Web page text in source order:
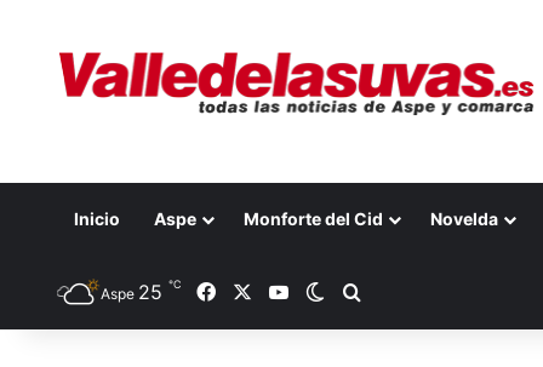
Inicio Aspe Monforte del Cid Novelda
Aspe 25 ℃ FacebookYouTubeSwitch skin